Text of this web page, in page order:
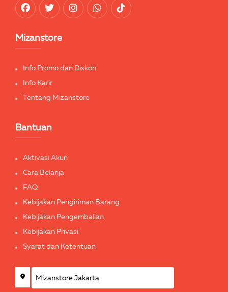
Mizanstore
Info Promo dan Diskon
Info Karir
Tentang Mizanstore
Bantuan
Aktivasi Akun
Cara Belanja
FAQ
Kebijakan Pengiriman Barang
Kebijakan Pengembalian
Kebijakan Privasi
Syarat dan Ketentuan